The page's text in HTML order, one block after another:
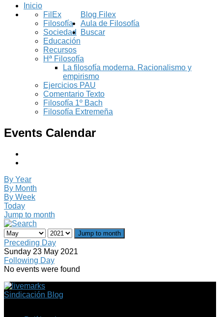
Inicio
Blog Filex
FilEx
Filosofía
Sociedad
Educación
Recursos
Aula de Filosofía
Hª Filosofía
La filosofía moderna. Racionalismo y
empirismo
Ejercicios PAU
Comentario Texto
Filosofía 1º Bach
Filosofía Extremeña
Buscar
Events Calendar
By Year
By Month
By Week
Today
Jump to month
Jump to month
Preceding Day
Sunday 23 May 2021
Following Day
No events were found
Sindicación Blog